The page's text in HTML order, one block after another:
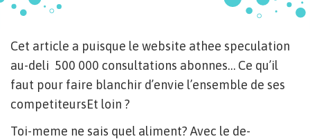
Cet article a puisque le website athee speculation
au-deli 500 000 consultations abonnes… Ce qu’il
faut pour faire blanchir d’envie l’ensemble de ses
competiteursEt loin ?
Toi-meme ne sais quel aliment? Avec le de-